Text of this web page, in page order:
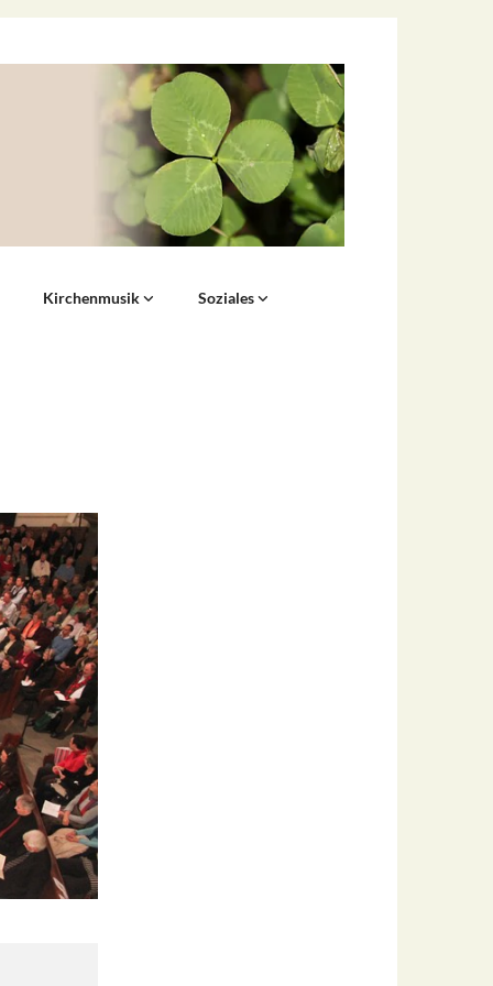
Kirchenmusik Soziales